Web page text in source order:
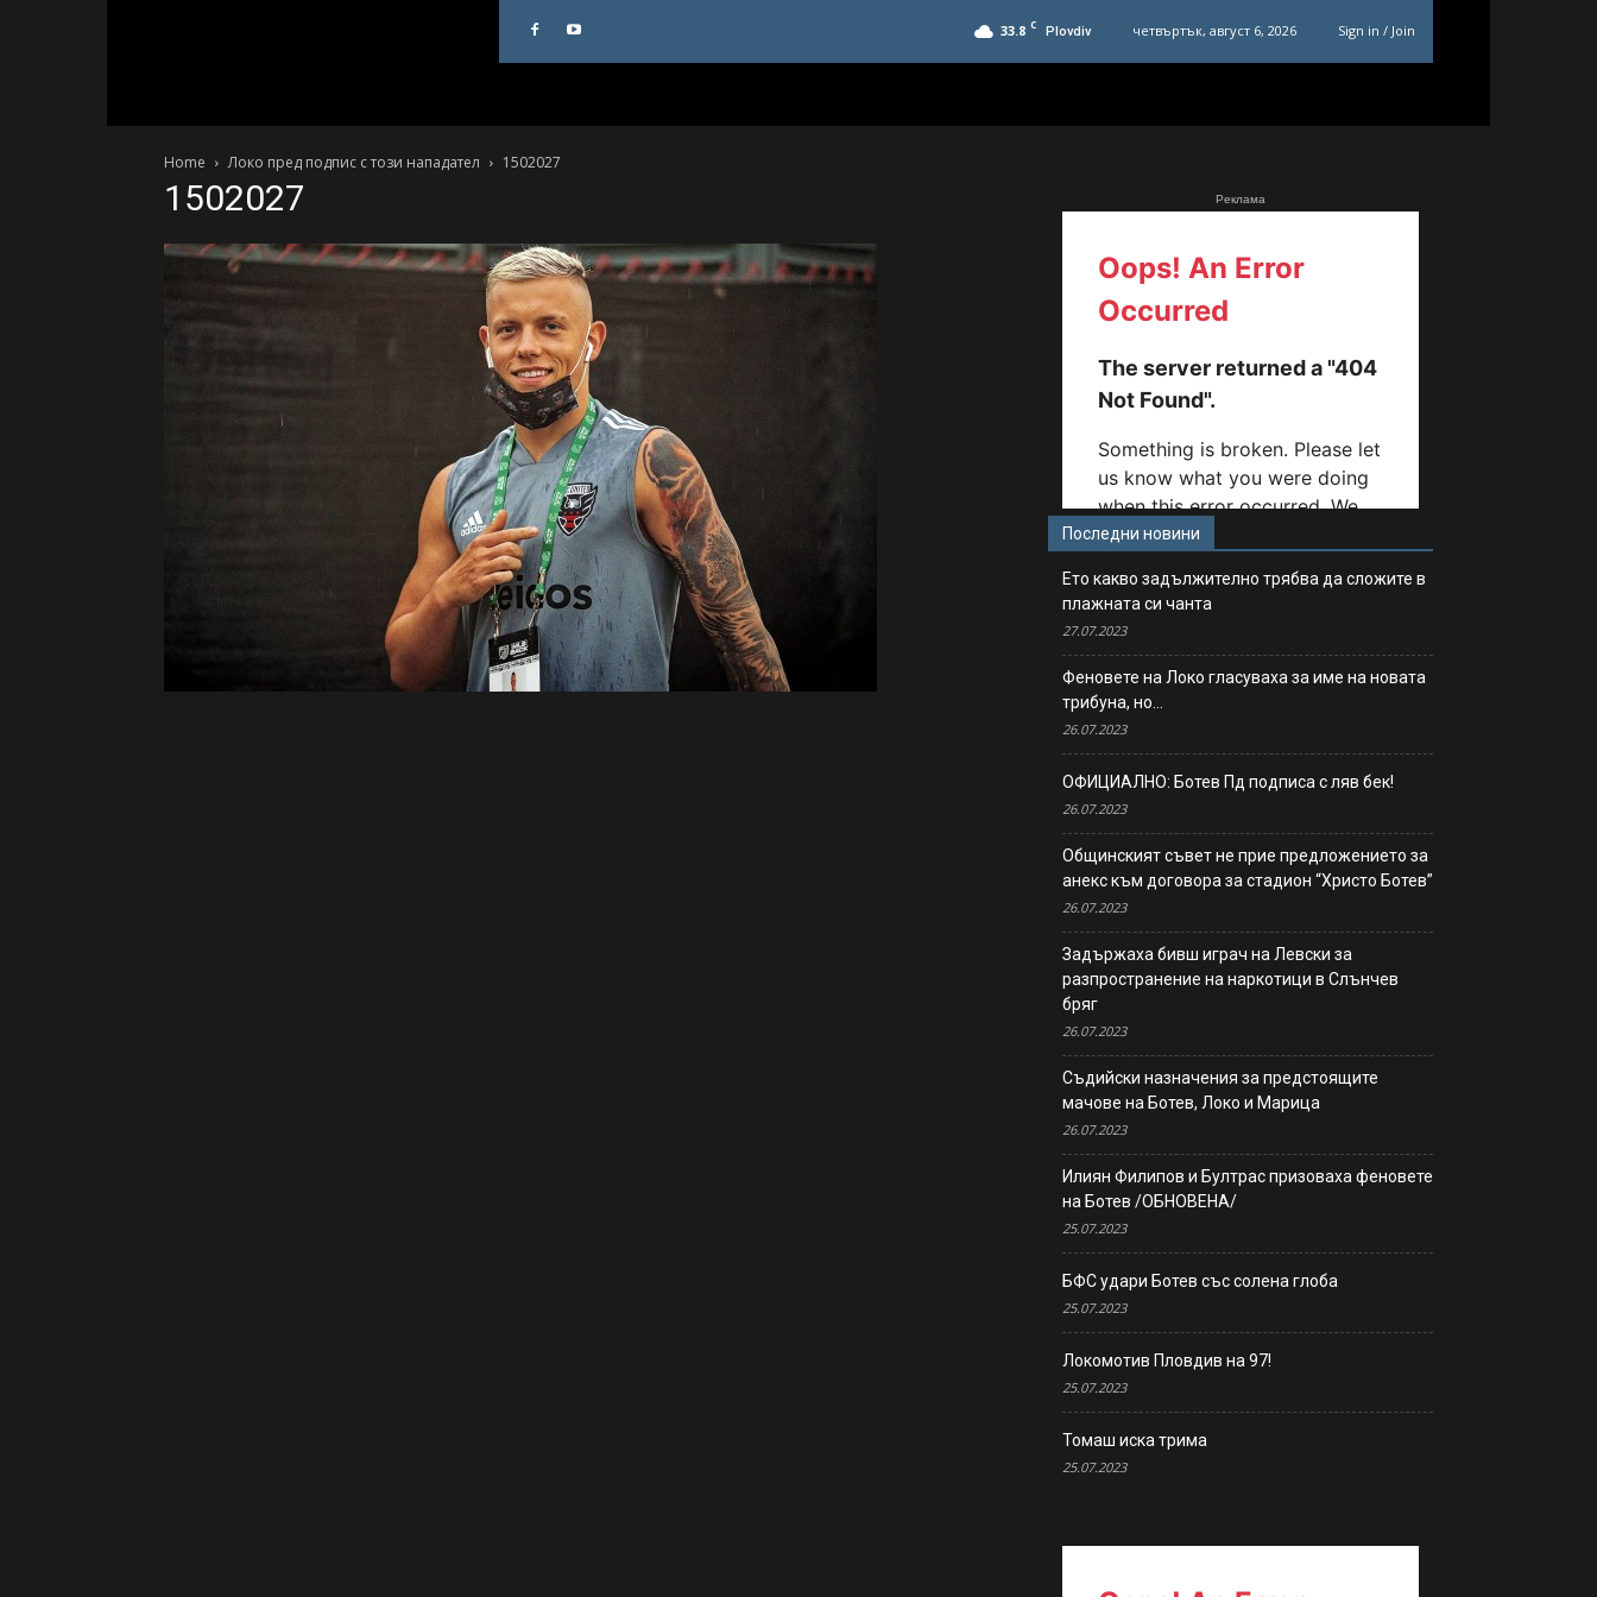
33.8 C Plovdiv четвъртък, август 6, 2026 Sign in / Join
Home Локо пред подпис с този нападател 1502027
1502027 Реклама
Последни новини
Ето какво задължително трябва да сложите в
плажната си чанта
27.07.2023
Феновете на Локо гласуваха за име на новата
трибуна, но…
26.07.2023
ОФИЦИАЛНО: Ботев Пд подписа с ляв бек!
26.07.2023
Общинският съвет не прие предложението за
анекс към договора за стадион “Христо Ботев”
26.07.2023
Задържаха бивш играч на Левски за
разпространение на наркотици в Слънчев
бряг
26.07.2023
Съдийски назначения за предстоящите
мачове на Ботев, Локо и Марица
26.07.2023
Илиян Филипов и Бултрас призоваха феновете
на Ботев /ОБНОВЕНА/
25.07.2023
БФС удари Ботев със солена глоба
25.07.2023
Локомотив Пловдив на 97!
25.07.2023
Томаш иска трима
25.07.2023